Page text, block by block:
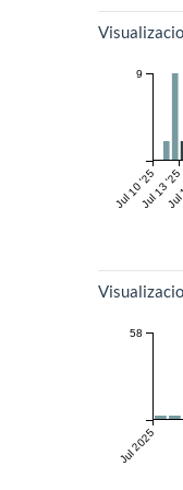
Jul 10 '25Jul 13 '25
9
Jul 2025
58